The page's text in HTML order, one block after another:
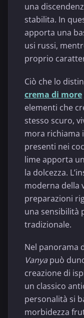
una
stabilita. In
apporta una
usi russi,
proprio
Ciò che lo
crema di more
elementi che
stesso scuro,
mora richiama
presenti nei
lime apporta
la dolcezza.
moderna della
preparazioni
una sensibilità
tradizionale.
Nel panorama
Vanya può
creazione di
un classico
personalità si
morbidezza